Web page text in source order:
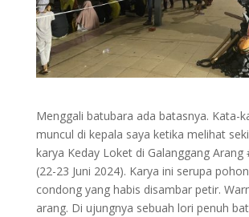
Menggali batubara ada batasnya. Kata-
muncul di kepala saya ketika melihat
karya Keday Loket di Galanggang
(22-23 Juni 2024). Karya ini serupa
condong yang habis disambar petir.
arang. Di ujungnya sebuah lori penuh